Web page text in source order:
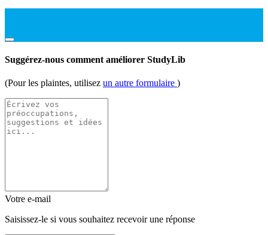
Suggérez-nous comment améliorer StudyLib
(Pour les plaintes, utilisez un autre formulaire )
Votre e-mail
Saisissez-le si vous souhaitez recevoir une réponse